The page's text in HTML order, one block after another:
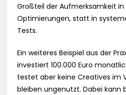
Großteil der Aufmerksamkeit
Optimierungen, statt in
Tests.
Ein weiteres Beispiel aus der
investiert 100.000 Euro
testet aber keine Creatives im
bleiben ungenutzt. Dabei kann